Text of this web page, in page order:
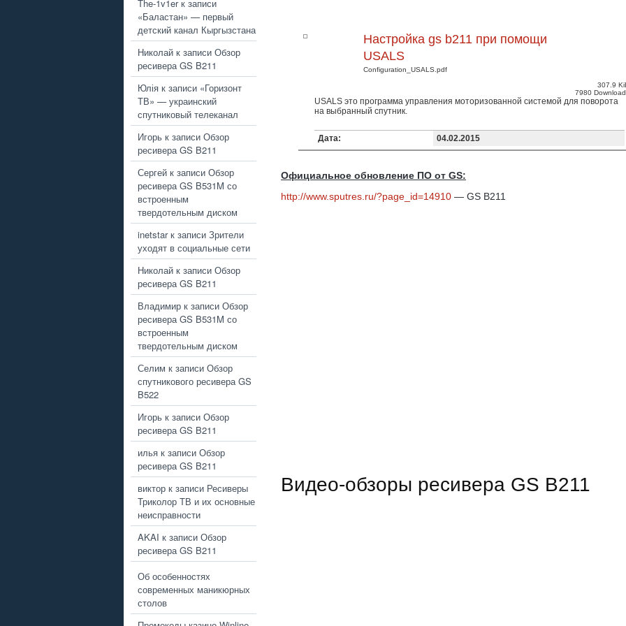
The-1v1erк записи
«Баластан» — первый
детский канал Кыргызстана
Николай к записи Обзор
ресивера GS B211
Юлія к записи «Горизонт
ТВ» — украинский
спутниковый телеканал
Игорь к записи Обзор
ресивера GS B211
Сергей к записи Обзор
ресивера GS B531M со
встроенным
твердотельным диском
inetstarк записи Зрители
уходят в социальные сети
Николай к записи Обзор
ресивера GS B211
Владимир к записи Обзор
ресивера GS B531M со
встроенным
твердотельным диском
Селим к записи Обзор
спутникового ресивера GS
B522
Игорь к записи Обзор
ресивера GS B211
илья к записи Обзор
ресивера GS B211
виктор к записи Ресиверы
Триколор ТВ и их основные
неисправности
AKAI к записи Обзор
ресивера GS B211
Об особенностях
современных маникюрных
столов
307.9
7980
Настройка gs b211 при помощи
USALS
Configuration_USALS.pdf
USALS это программа управления моторизованной системой для поворота
на выбранный спутник.
Дата: 04.02.2015
Официальное обновление ПО от GS:
http://www.sputres.ru/?page_id=14910 — GS B211
Видео-обзоры ресивера GS B211